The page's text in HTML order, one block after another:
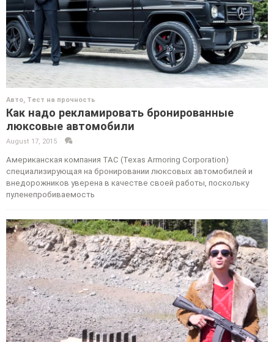
Авто, Тест на прочность
Как надо рекламировать бронированные
люксовые автомобили
August 17, 2015
Американская компания TAC (Texas Armoring Corporation)
специализирующая на бронировании люксовых автомобилей и
внедорожников уверена в качестве своей работы, поскольку
пуленепробиваемость